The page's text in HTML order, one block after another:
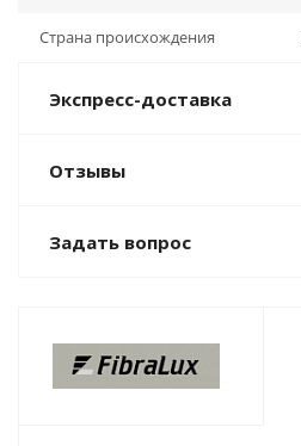
Страна происхождения
Экспресс-доставка
Отзывы
Задать вопрос